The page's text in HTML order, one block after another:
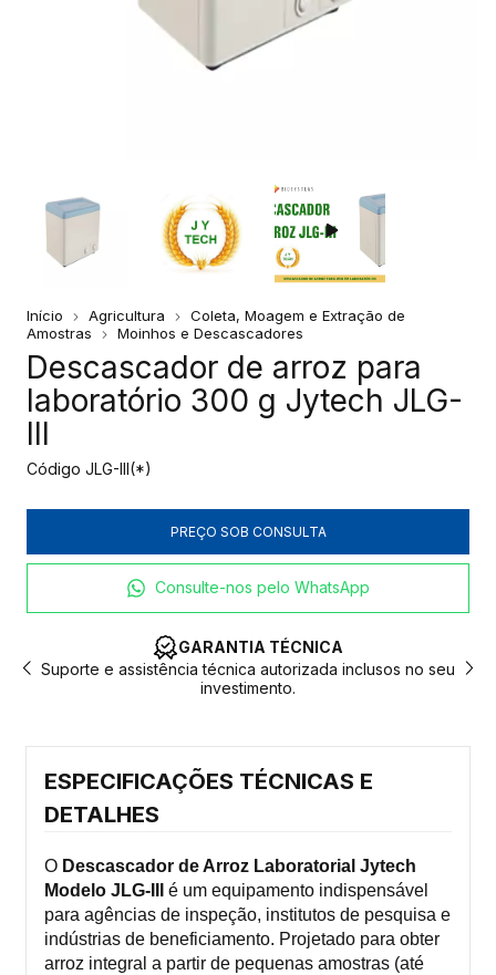
Início Agricultura
Coleta, Moagem e Extração de
Amostras
Moinhos e Descascadores
Descascador de arroz para
laboratório 300 g Jytech JLG-
III
Código JLG-III(*)
Consulte-nos pelo WhatsApp
GARANTIA TÉCNICA
Suporte e assistência técnica autorizada inclusos no seu
investimento.
ESPECIFICAÇÕES TÉCNICAS E
DETALHES
O Descascador de Arroz Laboratorial Jytech
Modelo JLG-III
é um equipamento indispensável
para agências de inspeção, institutos de pesquisa e
indústrias de beneficiamento. Projetado para obter
arroz integral a partir de pequenas amostras (até